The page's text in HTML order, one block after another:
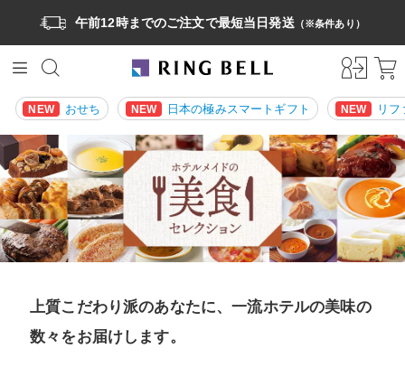
午前12時までのご注文で最短当日発送（※条件あり）
NEW おせち NEW 日本の極みスマートギフト NEW リ
上質こだわり派のあなたに、一流ホテルの美味の
数々をお届けします。